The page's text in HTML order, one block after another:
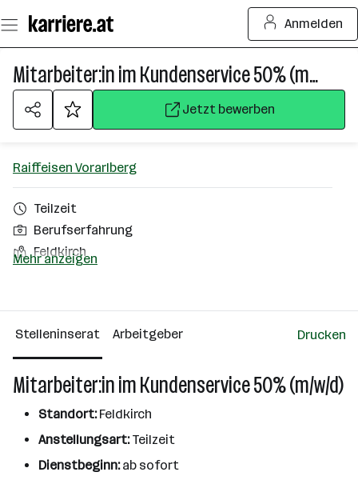
Seiteninhalt
springen
Anmelden
Mitarbeiter:in im Kundenservice 50% (m/w/d)
Jetzt bewerben
Raiffeisen Vorarlberg
Teilzeit
Berufserfahrung
Feldkirch
501 - 2500 Mitarbeiter*innen
Bregenz
Mehr anzeigen
Stelleninserat Arbeitgeber Drucken
Mitarbeiter:in im Kundenservice 50% (m/w/d)
Standort:Feldkirch
Anstellungsart:Teilzeit
Dienstbeginn:ab sofort